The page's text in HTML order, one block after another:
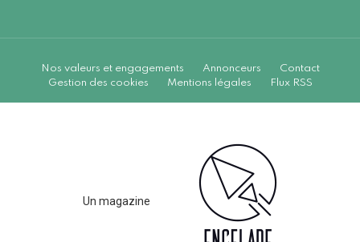
Nos valeurs et engagements Annonceurs
Contact
Gestion des cookies
Mentions légales Flux RSS
Un magazine